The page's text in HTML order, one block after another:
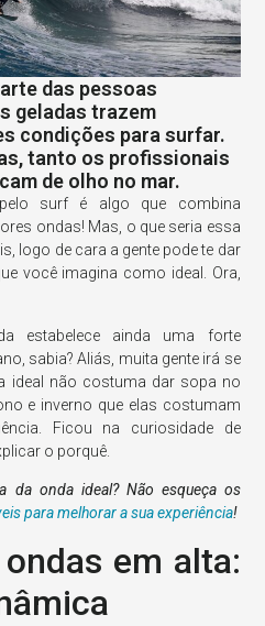
das pessoas
geladas trazem
condições para surfar.
tanto os profissionais
de olho no mar.
surf é algo que combina
ondas! Mas, o que seria essa
logo de cara a gente pode te dar
você imagina como ideal. Ora,
estabelece ainda uma forte
sabia? Aliás, muita gente irá se
ideal não costuma dar sopa no
e inverno que elas costumam
Ficou na curiosidade de
o porquê.
da onda ideal? Não esqueça os
para melhorar a sua experiência!
em alta: